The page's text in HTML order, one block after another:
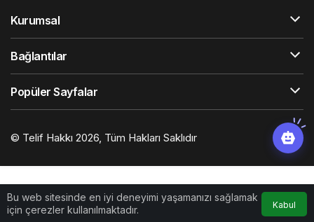
Bu web sitesinde en iyi deneyimi yaşamanızı sağlamak
için çerezler kullanılmaktadır.
Kabul
Kurumsal
Bağlantılar
Popüler Sayfalar
© Telif Hakkı 2026, Tüm Hakları Saklıdır